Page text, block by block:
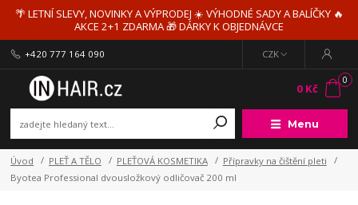
🌴 LETNÍ SLEVY, NOVINKY A VÝPRODEJ ☀️ VÝHODNÉ SADY A BALÍČKY 🔥
AKCE 2+1 ZDARMA 🎁 DÁRKY K OBJEDNÁVCE
Menu
CZK
+420 777 164 090
0
0 Kč
Úvod PLEŤ A TĚLO PLEŤOVÁ KOSMETIKA
Přípravky na čištění pleti
Byotea Professional dvousložkový odličovač 200 ml